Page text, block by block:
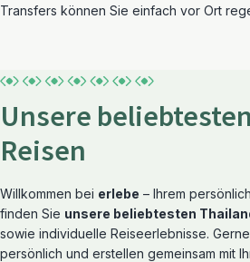
Transfers können Sie einfach vor Ort
Unsere
Reisen
Willkommen bei erlebe – Ihrem
finden Sie unsere beliebtesten
sowie individuelle Reiseerlebnisse.
persönlich und erstellen gemeinsam mit